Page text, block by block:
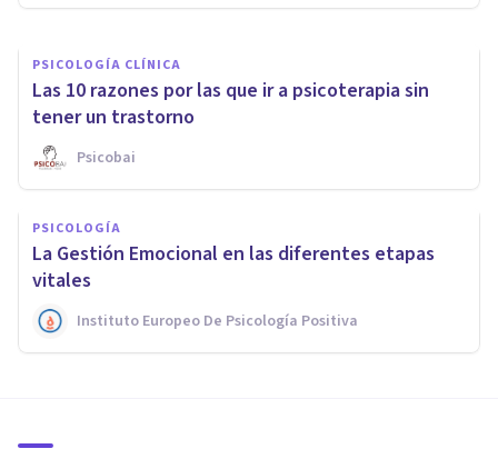
PSICOLOGÍA CLÍNICA
Las 10 razones por las que ir a psicoterapia sin
tener un trastorno
Psicobai
PSICOLOGÍA
La Gestión Emocional en las diferentes etapas
vitales
Instituto Europeo De Psicología Positiva